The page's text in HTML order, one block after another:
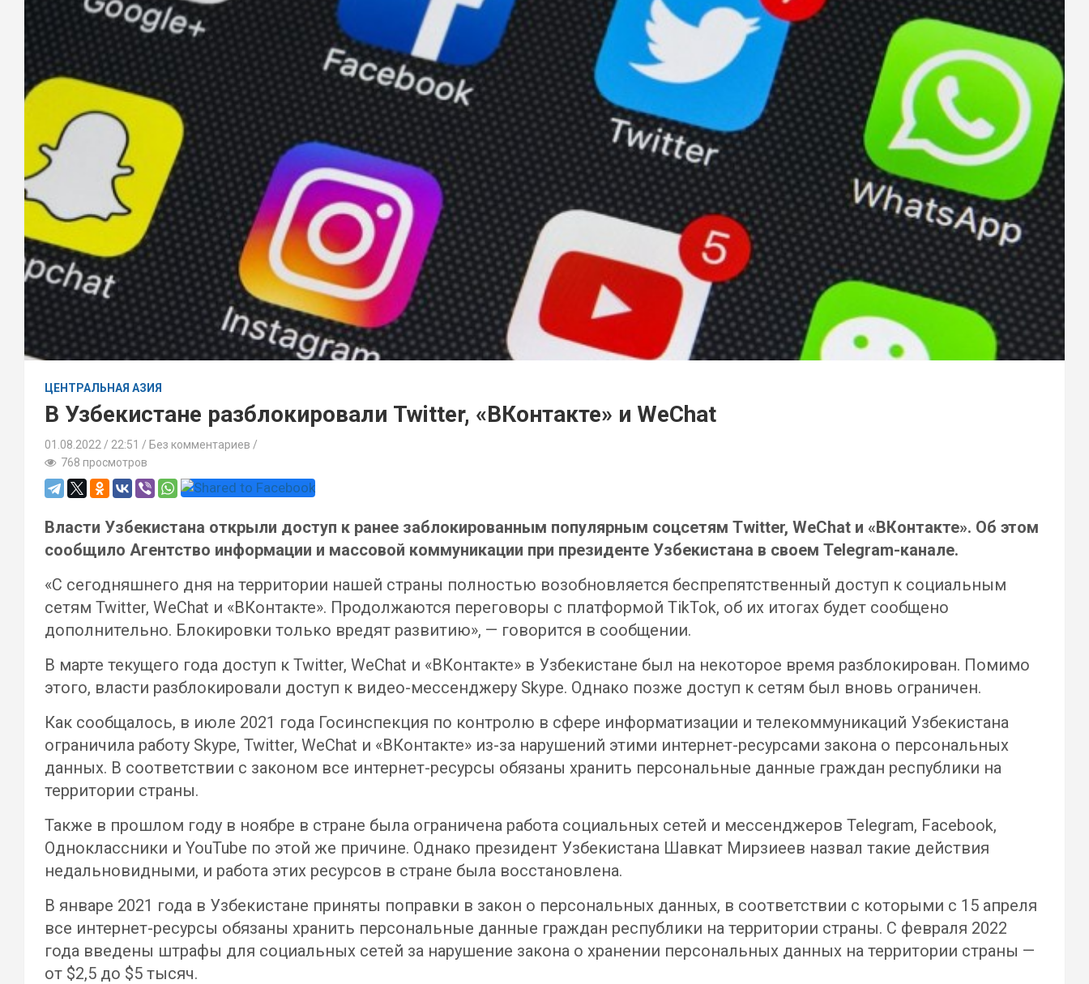
ЦЕНТРАЛЬНАЯ АЗИЯ
В Узбекистане разблокировали Twitter, «ВКонтакте» и WeChat
01.08.2022 22:51 / Без комментариев
768 просмотров
Власти Узбекистана открыли доступ к ранее заблокированным популярным соцсетям Twitter, WeChat и «ВКонтакте». Об этом
сообщило Агентство информации и массовой коммуникации при президенте Узбекистана в своем Telegram-канале.
«С сегодняшнего дня на территории нашей страны полностью возобновляется беспрепятственный доступ к социальным
сетям Twitter, WeChat и «ВКонтакте». Продолжаются переговоры с платформой TikTok, об их итогах будет сообщено
дополнительно. Блокировки только вредят развитию», — говорится в сообщении.
В марте текущего года доступ к Twitter, WeChat и «ВКонтакте» в Узбекистане был на некоторое время разблокирован. Помимо
этого, власти разблокировали доступ к видео-мессенджеру Skype. Однако позже доступ к сетям был вновь ограничен.
Как сообщалось, в июле 2021 года Госинспекция по контролю в сфере информатизации и телекоммуникаций Узбекистана
ограничила работу Skype, Twitter, WeChat и «ВКонтакте» из-за нарушений этими интернет-ресурсами закона о персональных
данных. В соответствии с законом все интернет-ресурсы обязаны хранить персональные данные граждан республики на
территории страны.
Также в прошлом году в ноябре в стране была ограничена работа социальных сетей и мессенджеров Telegram, Facebook,
Одноклассники и YouTube по этой же причине. Однако президент Узбекистана Шавкат Мирзиеев назвал такие действия
недальновидными, и работа этих ресурсов в стране была восстановлена.
В январе 2021 года в Узбекистане приняты поправки в закон о персональных данных, в соответствии с которыми с 15 апреля
все интернет-ресурсы обязаны хранить персональные данные граждан республики на территории страны. С февраля 2022
года введены штрафы для социальных сетей за нарушение закона о хранении персональных данных на территории страны —
от $2,5 до $5 тысяч.